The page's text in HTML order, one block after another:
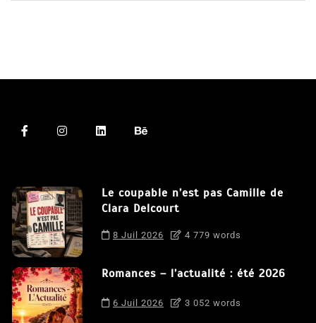
Le coupable n’est pas Camille de
Clara Delcourt
8 Juil 2026 4 779 words
Romances – l’actualité : été 2026
6 Juil 2026 3 052 words